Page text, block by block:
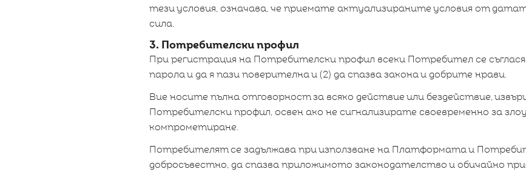
тези условия, означава, че приемате актуализираните условия от
сила.
3. Потребителски профил
При регистрация на Потребителски профил всеки Потребител се
парола и да я пази поверителна и (2) да спазва закона и добрите нрави.
Вие носите пълна отговорност за всяко действие или бездействие,
Потребителски профил, освен ако не сигнализирате своевременно за
компрометиране.
Потребителят се задължава при използване на Платформата и
добросъвестно, да спазва приложимото законодателство и обичайно